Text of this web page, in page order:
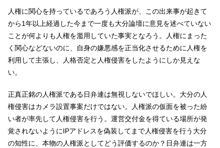
人権に関心を持っているであろう人権派が、この出来事が起きて
から1年以上経過した今まで一度も大分論壇に意見を述べていない
ことが何よりも人権を濫用していた事実となろう。人権にまった
く関心などないのに、自身の嫌悪感を正当化させるために人権を
利用して主張し、人格否定と人権侵害をしたようにしか見えな
い。
正真正銘の人権派である日弁連は無視しないでほしい。大分の人
権侵害はカメラ設置事案だけではない。人権派の仮面を被った紛
い者が率先して人権侵害を行う。運営交付金を得ている場所が発
覚されないようにIPアドレスを偽装してまで人権侵害を行う大分
の知性に、本物の人権派としてどう評価するのか？日弁連は一方